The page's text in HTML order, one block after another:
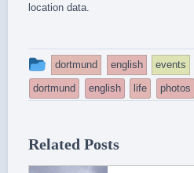
location data.
This
entry
was
in
dortmund english events
dortmund english life photos
Related Posts